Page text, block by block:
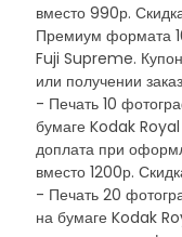
вместо 990р.
Премиум формата
Fuji Supreme.
или получении
- Печать 10
бумаге Kodak
доплата при
вместо 1200р.
- Печать 20
на бумаге Kodak